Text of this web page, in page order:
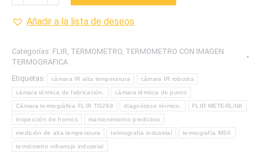
CON
MARCA
FLIR
cantidad
Añadir a la lista de deseos
Categorías: FLIR TERMOMETRO TERMOMETRO CON IMAGEN
TERMOGRAFICA
Etiquetas:
cámara IR alta temperatura cámara IR robusta
cámara térmica de fabricación. cámara térmica de punto
Cámara termográfica FLIR TG298 diagnóstico térmico. FLIR METERLiNK
inspección de hornos mantenimiento predictivo
medición de alta temperatura termografía industrial termografía MSX
termómetro infrarrojo industrial